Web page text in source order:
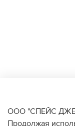
ООО "СПЕЙС
Продолжая